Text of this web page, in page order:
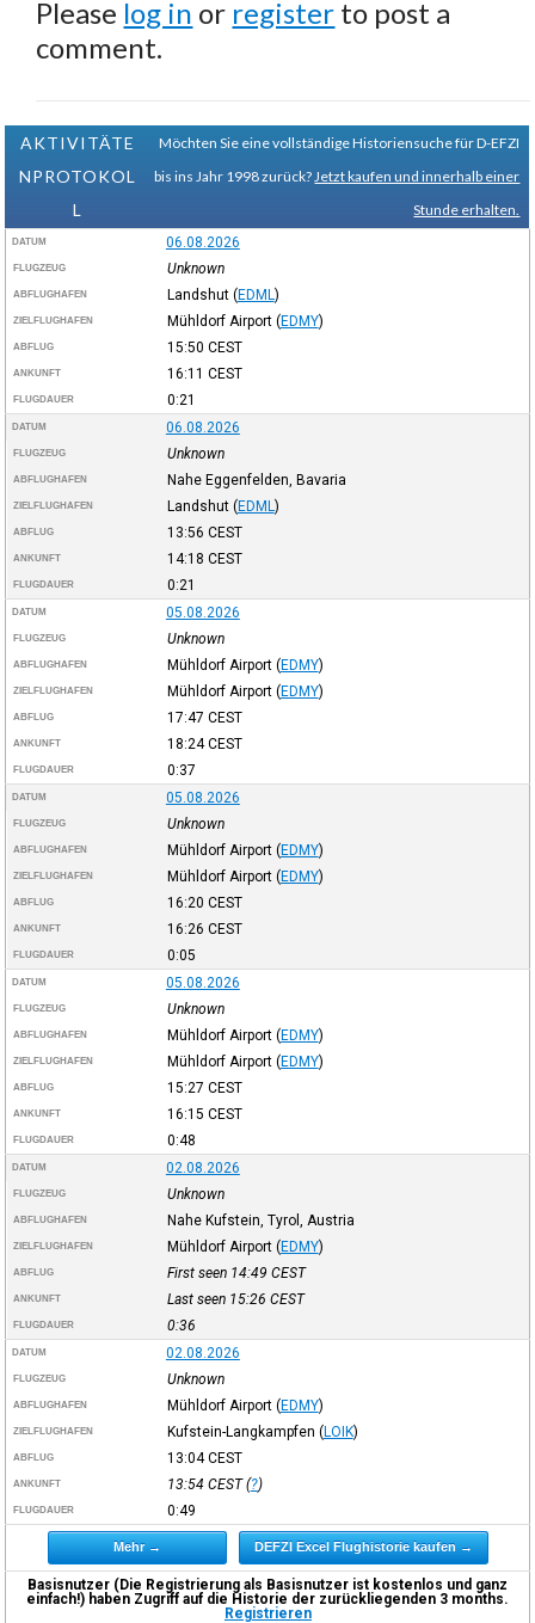
Please log in or register to post a
comment.
AKTIVITÄTE
NPROTOKOL
L
Möchten Sie eine vollständige Historiensuche für D-EFZI
bis ins Jahr 1998 zurück? Jetzt kaufen und innerhalb einer
Stunde erhalten.
DATUM 06.08.2026
FLUGZEUG Unknown
ABFLUGHAFEN Landshut (EDML )
ZIELFLUGHAFEN Mühldorf Airport (EDMY)
ABFLUG 15:50 CEST
ANKUNFT 16:11 CEST
FLUGDAUER 0:21
DATUM 06.08.2026
FLUGZEUG Unknown
ABFLUGHAFEN Nahe Eggenfelden, Bavaria
ZIELFLUGHAFEN Landshut (EDML )
ABFLUG 13:56 CEST
ANKUNFT 14:18 CEST
FLUGDAUER 0:21
DATUM 05.08.2026
FLUGZEUG Unknown
ABFLUGHAFEN Mühldorf Airport (EDMY)
ZIELFLUGHAFEN Mühldorf Airport (EDMY)
ABFLUG 17:47 CEST
ANKUNFT 18:24CEST
FLUGDAUER 0:37
DATUM 05.08.2026
FLUGZEUG Unknown
ABFLUGHAFEN Mühldorf Airport (EDMY)
ZIELFLUGHAFEN Mühldorf Airport (EDMY)
ABFLUG 16:20 CEST
ANKUNFT 16:26 CEST
FLUGDAUER 0:05
DATUM 05.08.2026
FLUGZEUG Unknown
ABFLUGHAFEN Mühldorf Airport (EDMY)
ZIELFLUGHAFEN Mühldorf Airport (EDMY)
ABFLUG 15:27 CEST
ANKUNFT 16:15 CEST
FLUGDAUER 0:48
DATUM 02.08.2026
FLUGZEUG Unknown
ABFLUGHAFEN Nahe Kufstein, Tyrol, Austria
ZIELFLUGHAFEN Mühldorf Airport (EDMY)
ABFLUG First seen 14:49 CEST
ANKUNFT Last seen 15:26 CEST
FLUGDAUER 0:36
DATUM 02.08.2026
FLUGZEUG Unknown
ABFLUGHAFEN Mühldorf Airport (EDMY)
ZIELFLUGHAFEN Kufstein-Langkampfen (LOIK)
ABFLUG 13:04CEST
ANKUNFT 13:54 CEST(?)
FLUGDAUER 0:49
Mehr → DEFZI Excel Flughistorie kaufen →
Basisnutzer (Die Registrierung als Basisnutzer ist kostenlos und ganz
einfach!) haben Zugriff auf die Historie der zurückliegenden 3 months.
Registrieren